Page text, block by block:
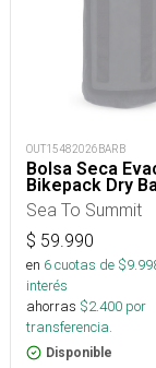
OUT15482026BARB
Bolsa Seca
Bikepack Dry
Sea To Summit
$ 59.990
en 6cuotas de $
interés
ahorras $2.400 por
transferencia.
Disponible